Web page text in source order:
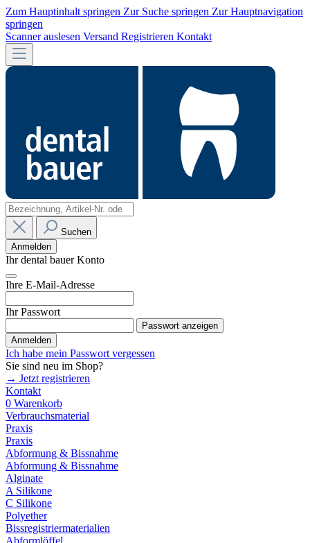
Zum Hauptinhalt springen Zur Suche springen Zur Hauptnavigation
springen
Scanner auslesen Versand Registrieren Kontakt
Suchen
Anmelden
Ihr dental bauer Konto
Ihre E-Mail-Adresse
Ihr Passwort
Passwort anzeigen
Anmelden
Ich habe mein Passwort vergessen
Sie sind neu im Shop?
→ Jetzt registrieren
Kontakt
0 Warenkorb
Verbrauchsmaterial
Praxis
Praxis
Abformung & Bissnahme
Abformung & Bissnahme
Alginate
A Silikone
C Silikone
Polyether
Bissregistriermaterialien
Abformlöffel